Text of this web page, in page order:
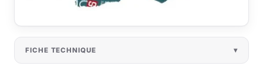
FICHE TECHNIQUE